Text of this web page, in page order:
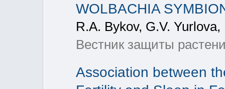
WOLBACHIA
R.A. Bykov, G.V.
Вестник защиты
Association between